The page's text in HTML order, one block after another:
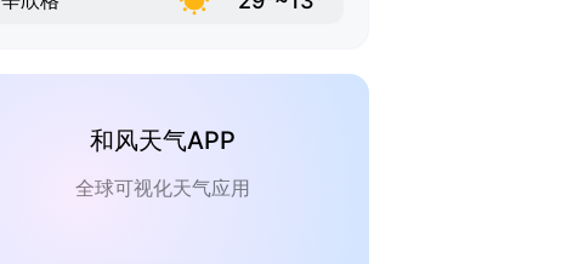
和风天气APP
全球可视化天气应用